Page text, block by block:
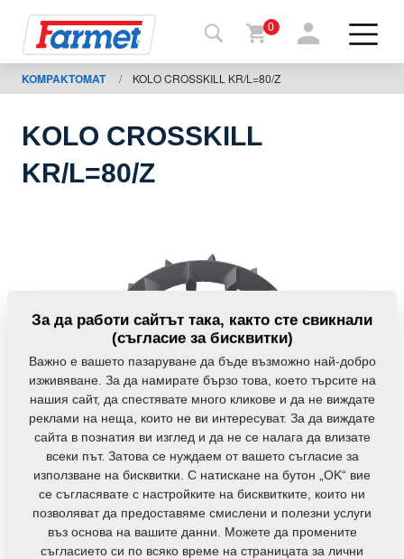
shop
изтегляния
0
KOMPAKTOMAT / KOLO CROSSKILL KR/L=80/Z
KOLO CROSSKILL
KR/L=80/Z
За да работи сайтът така, както сте свикнали
(съгласие за бисквитки)
Важно е вашето пазаруване да бъде възможно най-добро
изживяване. За да намирате бързо това, което търсите на
нашия сайт, да спестявате много кликове и да не виждате
реклами на неща, които не ви интересуват. За да виждате
сайта в познатия ви изглед и да не се налага да влизате
всеки път. Затова се нуждаем от вашето съгласие за
използване на бисквитки. С натискане на бутон „OK“ вие
се съгласявате с настройките на бисквитките, които ни
позволяват да предоставяме смислени и полезни услуги
въз основа на вашите данни. Можете да промените
съгласието си по всяко време на страницата за лични